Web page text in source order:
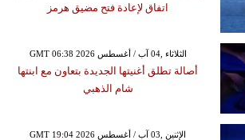
اتفاق لإعادة فتح مضيق هرمز
GMT 06:38 2026 الثلاثاء ,04 آب / أغسطس
أصالة تطلق أغنيتها الجديدة بتعاون مع ابنتها
شام الذهبي
GMT 19:04 2026 الإثنين ,03 آب / أغسطس